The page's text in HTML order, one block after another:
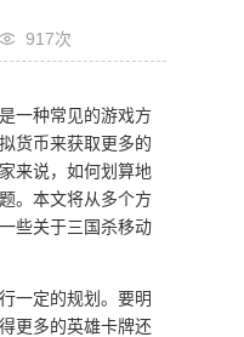
917次
一种常见的游戏方
货币来获取更多的
来说，如何划算地
。本文将从多个方
些关于三国杀移动
一定的规划。要明
更多的英雄卡牌还